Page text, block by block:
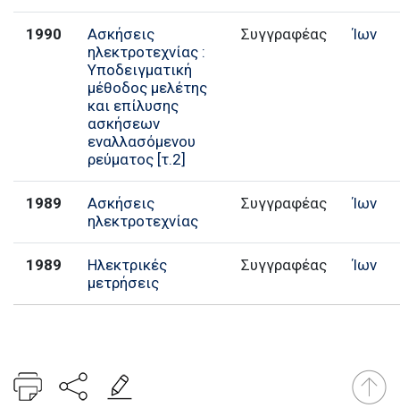
1990
Ασκήσεις
ηλεκτροτεχνίας :
Υποδειγματική
μέθοδος μελέτης
και επίλυσης
ασκήσεων
εναλλασόμενου
ρεύματος [τ.2]
Συγγραφέας Ίων
1989
Ασκήσεις
ηλεκτροτεχνίας
Συγγραφέας Ίων
1989
Ηλεκτρικές
μετρήσεις
Συγγραφέας Ίων